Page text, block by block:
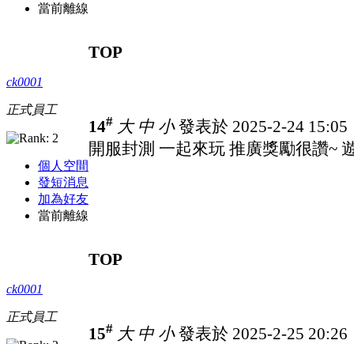
當前離線
TOP
ck0001
正式員工
個人空間
發短消息
加為好友
當前離線
14# 大 中 小發表於 2025-2-24
開服封測 一起來玩 推廣獎勵很讚~
TOP
ck0001
正式員工
15# 大 中 小發表於 2025-2-25